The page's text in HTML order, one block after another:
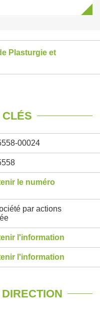
Plasturgie et
00024
le numéro
par actions
l'information
l'information